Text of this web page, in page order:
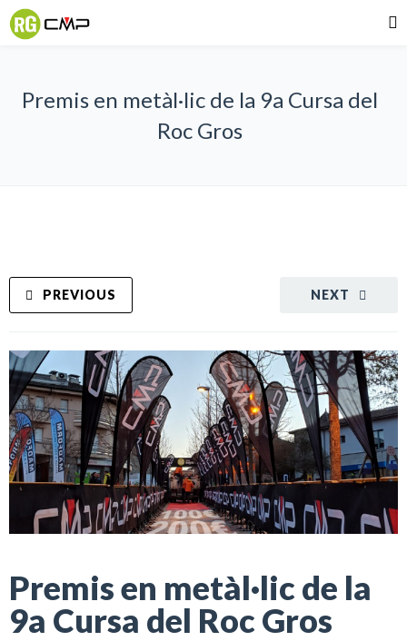
Premis en metàl·lic de la 9a Cursa del
Roc Gros
NEXT
PREVIOUS
Premis en metàl·lic de la
9a Cursa del Roc Gros